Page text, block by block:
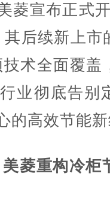
宣布正式开
后续新上市
术全面覆盖
业彻底告别
的高效节能
菱重构冷柜